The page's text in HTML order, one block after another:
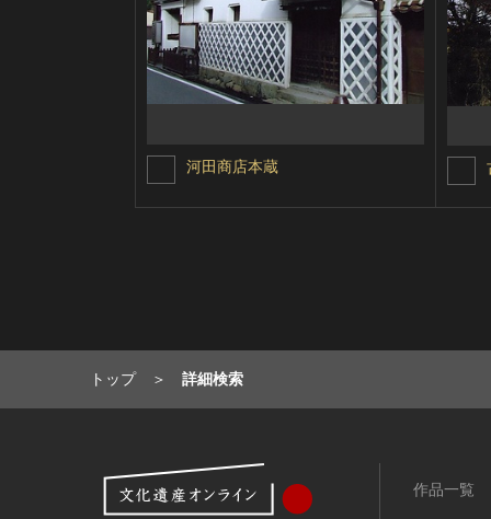
河田商店本蔵
トップ 詳細検索
作品一覧